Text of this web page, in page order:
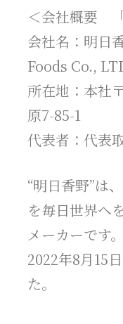
＜会社概要
会社名：明日
Foods Co.,
所在地：本社
原7-85-1
代表者：代表
“明日香野”は
を毎日世界へ
メーカーです。
2022年8月15
た。